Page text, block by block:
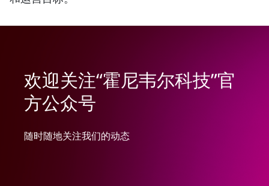
欢迎关注“霍尼韦尔科技”官
方公众号
随时随地关注我们的动态